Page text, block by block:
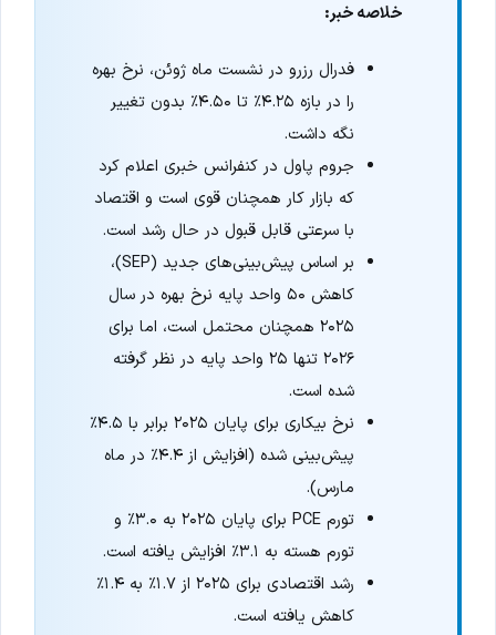
خلاصه خبر:
فدرال رزرو در نشست ماه ژوئن، نرخ بهره
را در بازه ۴.۲۵٪ تا ۴.۵۰٪ بدون تغییر
نگه داشت.
جروم پاول در کنفرانس خبری اعلام کرد
که بازار کار همچنان قوی است و اقتصاد
با سرعتی قابل قبول در حال رشد است.
بر اساس پیش‌بینی‌های جدید (SEP)،
کاهش ۵۰ واحد پایه نرخ بهره در سال
۲۰۲۵ همچنان محتمل است، اما برای
۲۰۲۶ تنها ۲۵ واحد پایه در نظر گرفته
شده است.
نرخ بیکاری برای پایان ۲۰۲۵ برابر با ۴.۵٪
پیش‌بینی شده (افزایش از ۴.۴٪ در ماه
مارس).
تورم PCE برای پایان ۲۰۲۵ به ۳.۰٪ و
تورم هسته به ۳.۱٪ افزایش یافته است.
رشد اقتصادی برای ۲۰۲۵ از ۱.۷٪ به ۱.۴٪
کاهش یافته است.